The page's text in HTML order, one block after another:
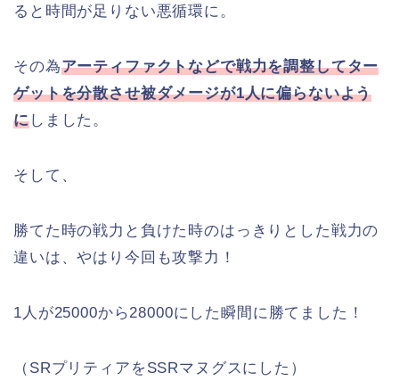
ると時間が足りない悪循環に。
その為アーティファクトなどで戦力を調整してター
ゲットを分散させ被ダメージが1人に偏らないよう
にしました。
そして、
勝てた時の戦力と負けた時のはっきりとした戦力の
違いは、やはり今回も攻撃力！
1人が25000から28000にした瞬間に勝てました！
（SRプリティアをSSRマヌグスにした）